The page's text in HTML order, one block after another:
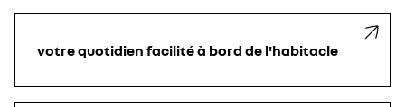
votre quotidien facilité à bord de l'habitacle